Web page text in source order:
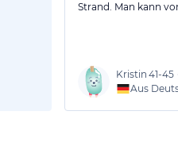
Strand. Man kann
Kristin 41-45
Aus